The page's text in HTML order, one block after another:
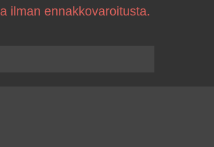
ilman ennakkovaroitusta.